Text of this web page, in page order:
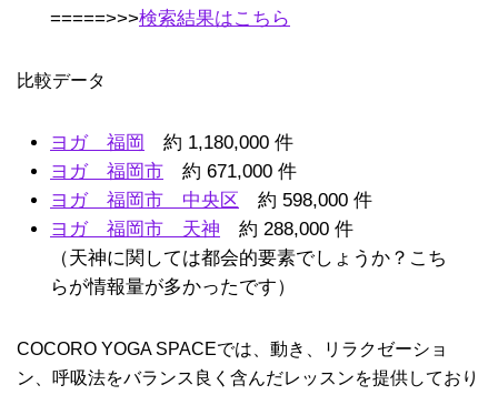
=====>>>検索結果はこちら
比較データ
ヨガ 福岡 約 1,180,000 件
ヨガ 福岡市 約 671,000 件
ヨガ 福岡市 中央区 約 598,000 件
ヨガ 福岡市 天神 約 288,000 件
（天神に関しては都会的要素でしょうか？こち
らが情報量が多かったです）
COCORO YOGA SPACEでは、動き、リラクゼーショ
ン、呼吸法をバランス良く含んだレッスンを提供しており